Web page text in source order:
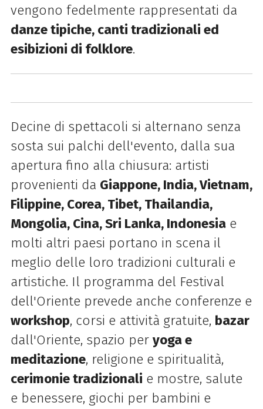
vengono fedelmente rappresentati da
danze tipiche, canti tradizionali ed
esibizioni di folklore.
Decine di spettacoli si alternano senza
sosta sui palchi dell'evento, dalla sua
apertura fino alla chiusura: artisti
provenienti da Giappone, India, Vietnam,
Filippine, Corea, Tibet, Thailandia,
Mongolia, Cina, Sri Lanka, Indonesiae
molti altri paesi portano in scena il
meglio delle loro tradizioni culturali e
artistiche. Il programma del Festival
dell'Oriente prevede anche conferenze e
workshop, corsi e attività gratuite, bazar
dall'Oriente, spazio per yoga e
meditazione, religione e spiritualità,
cerimonie tradizionali e mostre, salute
e benessere, giochi per bambini e